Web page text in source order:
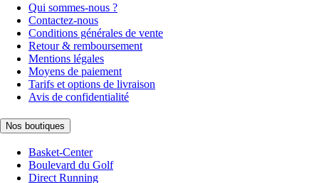
Qui sommes-nous ?
Contactez-nous
Conditions générales de vente
Retour & remboursement
Mentions légales
Moyens de paiement
Tarifs et options de livraison
Avis de confidentialité
Nos boutiques
Basket-Center
Boulevard du Golf
Direct Running